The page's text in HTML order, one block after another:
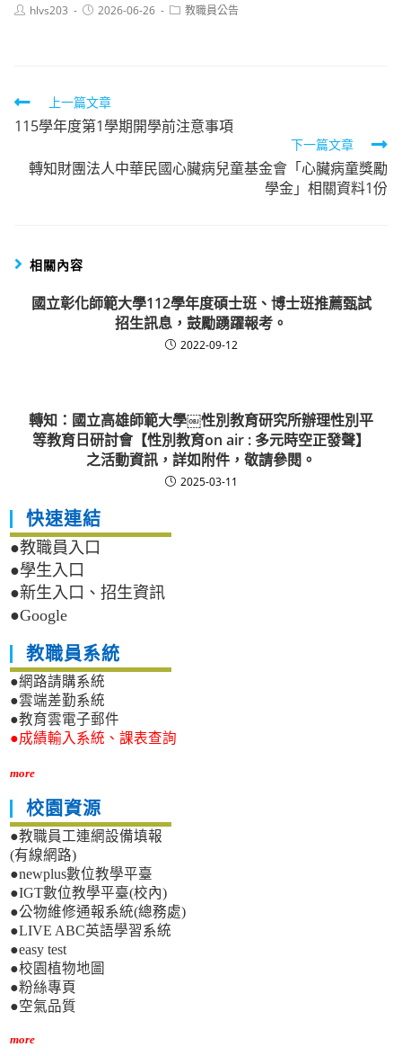
Posthlvs203
Post2026-06-26
Post教職員公告
Read
more
articles
上一篇文章
115學年度第1學期開學前注意事項
下一篇文章
轉知財團法人中華民國心臟病兒童基金會「心臟病童獎勵
學金」相關資料1份
相關內容
國立彰化師範大學112學年度碩士班、博士班推薦甄試
招生訊息，鼓勵踴躍報考。
2022-09-12
轉知：國立高雄師範大學￼性別教育研究所辦理性別平
等教育日研討會【性別教育on air : 多元時空正發聲】
之活動資訊，詳如附件，敬請參閱。
2025-03-11
快速連結
●教職員入口
●學生入口
●新生入口、招生資訊
●Google
教職員系統
●網路請購系統
●雲端差勤系統
●教育雲電子郵件
●成績輸入系統、課表查詢
more
校園資源
●教職員工連網設備填報
(有線網路)
●newplus數位教學平臺
●IGT數位教學平臺(校內)
●公物維修通報系統(總務處)
●LIVE ABC英語學習系統
●easy test
●校園植物地圖
●粉絲專頁
●空氣品質
more